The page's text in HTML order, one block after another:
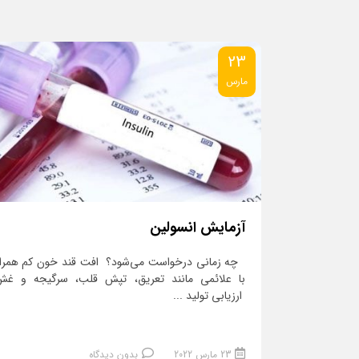
23
مارس
آزمایش انسولین
چه زمانی درخواست می‌شود؟ افت قند خون کم
با علائمی مانند تعریق، تپش قلب، سرگیجه و
ارزیابی تولید ...
23 مارس 2022 بدون دیدگاه